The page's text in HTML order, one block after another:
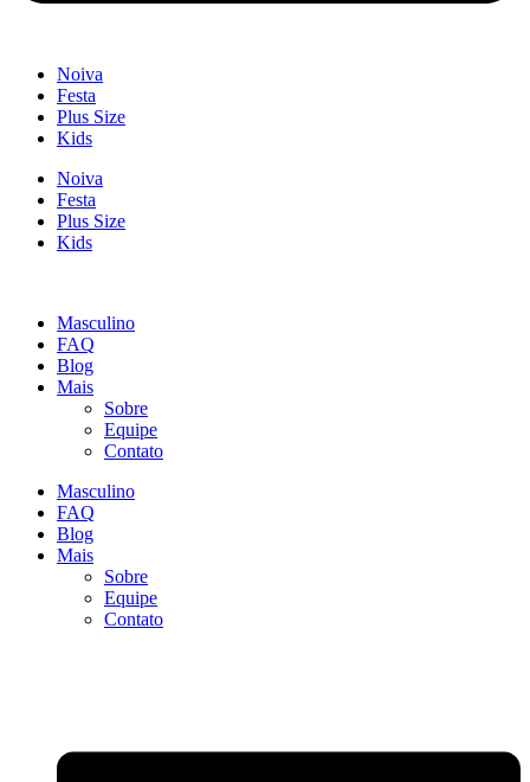
Noiva
Festa
Plus Size
Kids
Noiva
Festa
Plus Size
Kids
Masculino
FAQ
Blog
Mais
Sobre
Equipe
Contato
Masculino
FAQ
Blog
Mais
Sobre
Equipe
Contato